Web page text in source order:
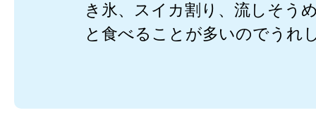
き氷、スイカ割り、流しそう
と食べることが多いのでうれ